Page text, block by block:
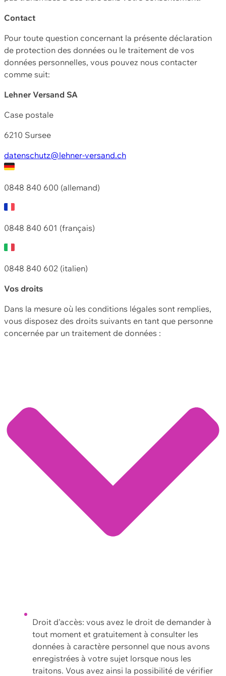
Contact
Pour toute question concernant la présente déclaration
de protection des données ou le traitement de vos
données personnelles, vous pouvez nous contacter
comme suit:
Lehner Versand SA
Case postale
6210 Sursee
datenschutz@lehner-versand.ch
0848 840 600 (allemand)
0848 840 601 (français)
0848 840 602 (italien)
Vos droits
Dans la mesure où les conditions légales sont remplies,
vous disposez des droits suivants en tant que personne
concernée par un traitement de données :
Droit d'accès: vous avez le droit de demander à
tout moment et gratuitement à consulter les
données à caractère personnel que nous avons
enregistrées à votre sujet lorsque nous les
traitons. Vous avez ainsi la possibilité de vérifier